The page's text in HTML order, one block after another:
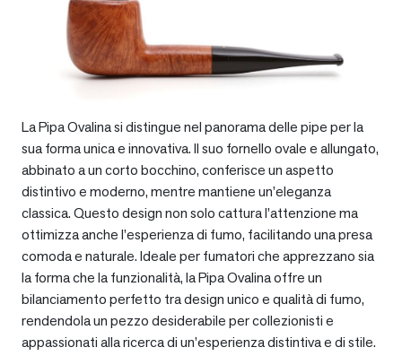
La Pipa Ovalina si distingue nel panorama delle pipe per la
sua forma unica e innovativa. Il suo fornello ovale e allungato,
abbinato a un corto bocchino, conferisce un aspetto
distintivo e moderno, mentre mantiene un’eleganza
classica. Questo design non solo cattura l’attenzione ma
ottimizza anche l’esperienza di fumo, facilitando una presa
comoda e naturale. Ideale per fumatori che apprezzano sia
la forma che la funzionalità, la Pipa Ovalina offre un
bilanciamento perfetto tra design unico e qualità di fumo,
rendendola un pezzo desiderabile per collezionisti e
appassionati alla ricerca di un’esperienza distintiva e di stile.